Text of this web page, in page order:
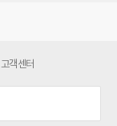
고객센터